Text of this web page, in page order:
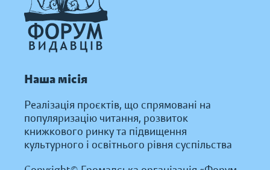
Наша місія
Реалізація проєктів, що спрямовані на
популяризацію читання, розвиток
книжкового ринку та підвищення
культурного і освітнього рівня суспільства